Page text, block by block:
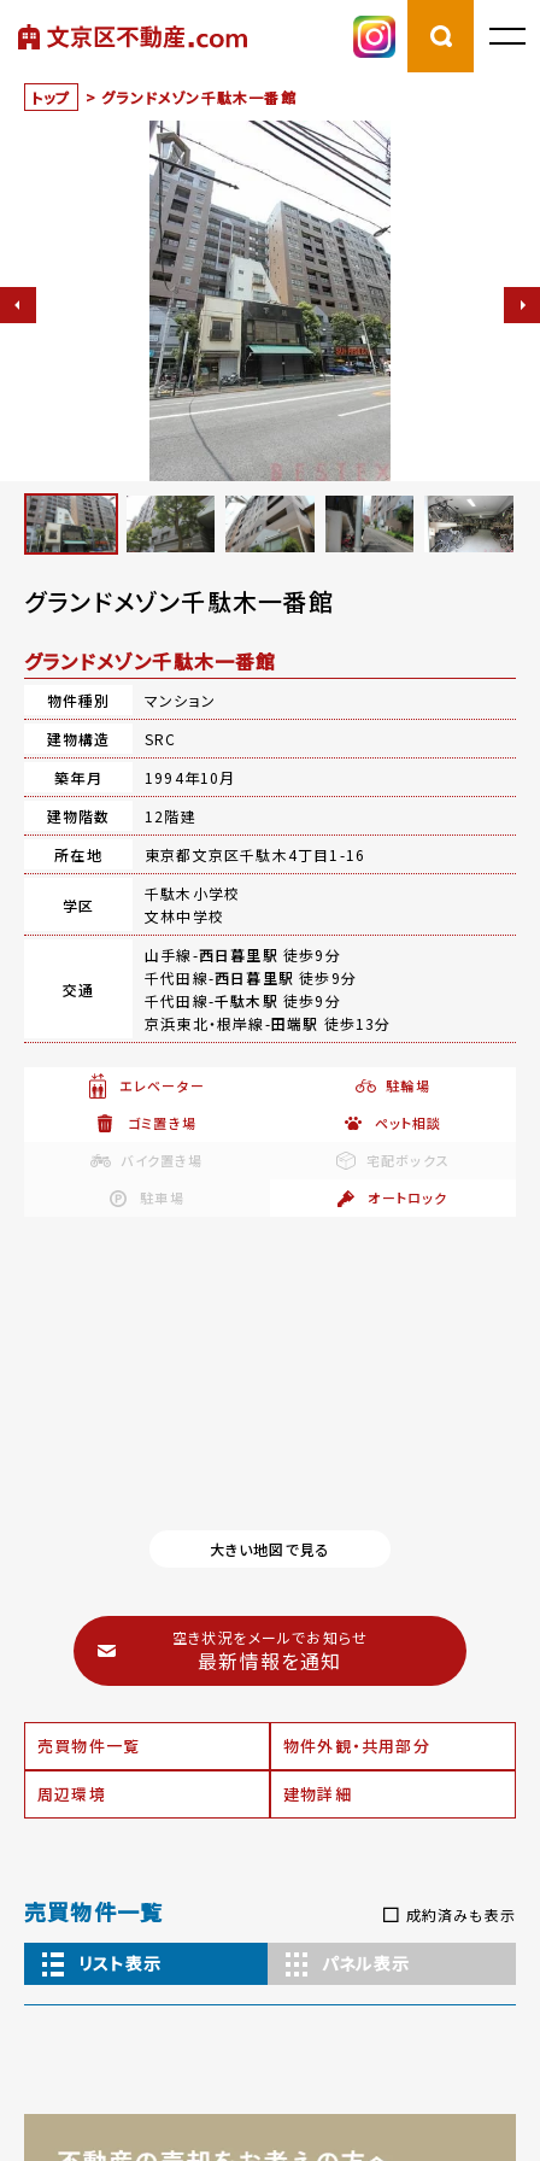
トップ > グランドメゾン千駄木一番館
グランドメゾン千駄木一番館
グランドメゾン千駄木一番館
物件種別
マンション
建物構造
SRC
築年月
1994年10月
建物階数
12階建
所在地
東京都文京区千駄木4丁目1-16
学区
千駄木小学校
文林中学校
交通
山手線-西日暮里駅 徒歩9分
千代田線-西日暮里駅 徒歩9分
千代田線-千駄木駅 徒歩9分
京浜東北・根岸線-田端駅 徒歩13分
エレベーター
駐輪場
ゴミ置き場
ペット相談
バイク置き場
宅配ボックス
駐車場
オートロック
大きい地図で見る
空き状況をメールでお知らせ
最新情報を通知
売買物件一覧 物件外観・共用部分
周辺環境 建物詳細
売買物件一覧 成約済みも表示
リスト表示 パネル表示